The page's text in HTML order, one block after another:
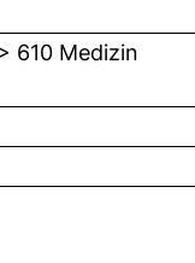
610 Medizin